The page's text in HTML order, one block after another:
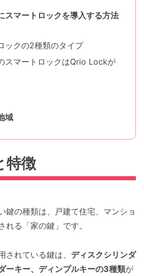
スマートロックを導入する方法
ックの2種類のタイプ
スマートロックはQrio Lockが
域
特徴
鍵の種類は、戸建て住宅、マンショ
れる「家の鍵」です。
されている鍵は、 ディスクシリンダ
ーキー、ディンプルキーの3種類が